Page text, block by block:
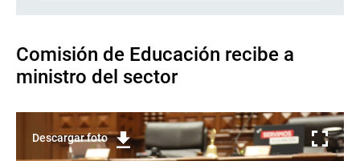
Comisión de Educación recibe a
ministro del sector
Descargar foto